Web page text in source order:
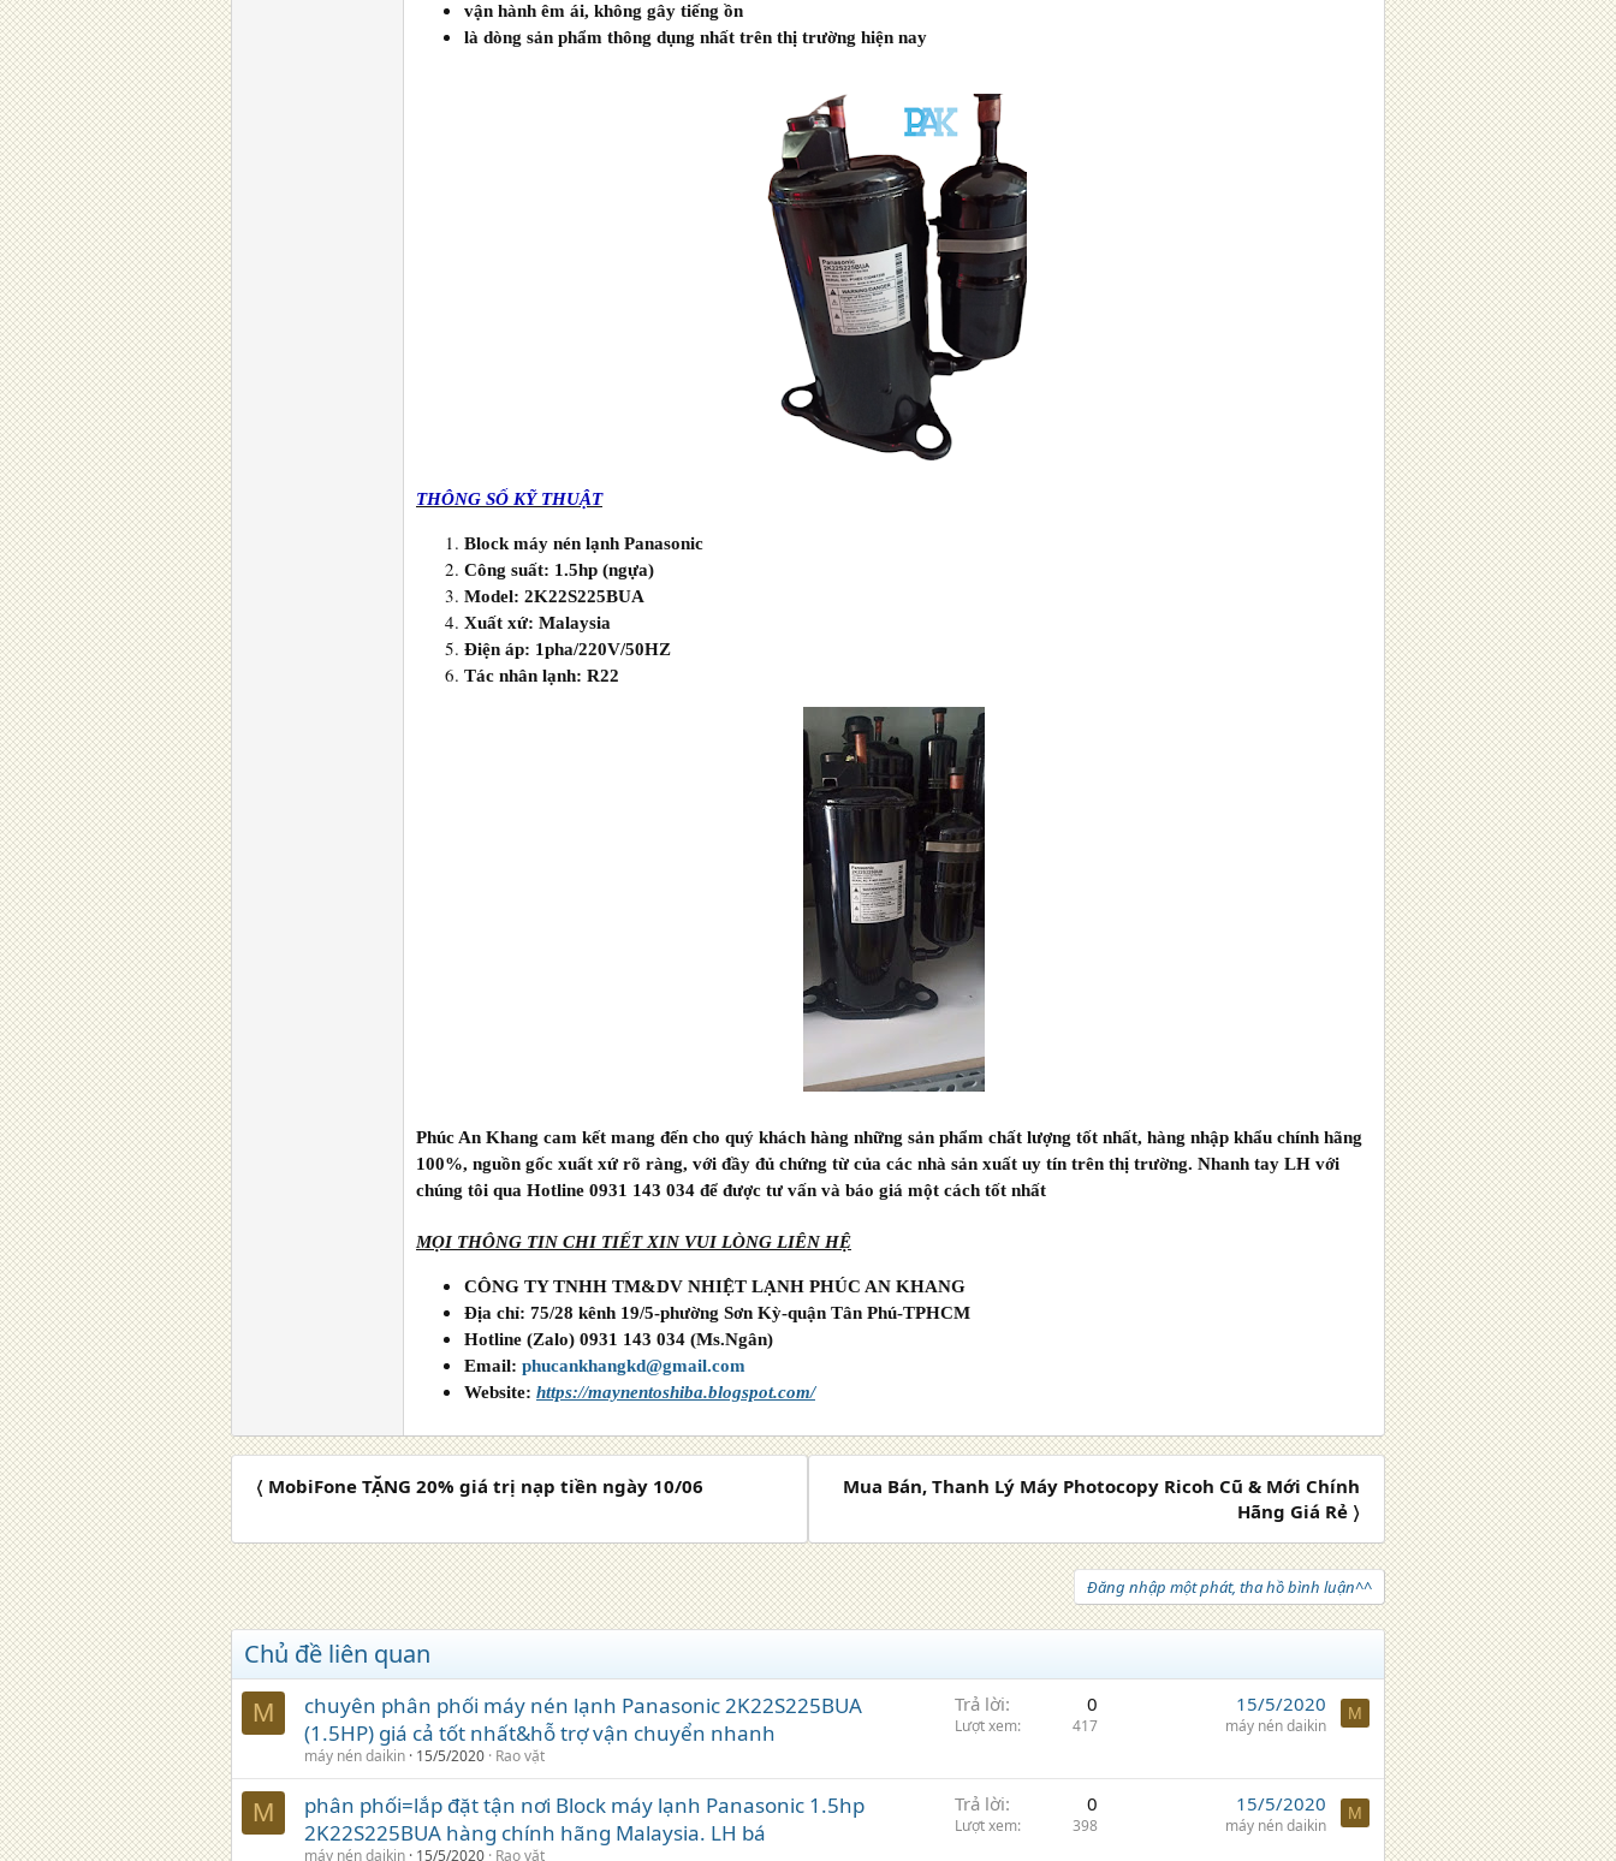
vận hành êm ái, không gây tiếng ồn
là dòng sản phẩm thông dụng nhất trên thị trường hiện nay
THÔNG SỐ KỸ THUẬT
Block máy nén lạnh Panasonic
Công suất: 1.5hp (ngựa)
Model: 2K22S225BUA
Xuất xứ: Malaysia
Điện áp: 1pha/220V/50HZ
Tác nhân lạnh: R22
Phúc An Khang cam kết mang đến cho quý khách hàng những sản phẩm chất lượng tốt nhất, hàng nhập khẩu chính hãng
100%, nguồn gốc xuất xứ rõ ràng, với đầy đủ chứng từ của các nhà sản xuất uy tín trên thị trường. Nhanh tay LH với
chúng tôi qua Hotline 0931 143 034 để được tư vấn và báo giá một cách tốt nhất
MỌI THÔNG TIN CHI TIẾT XIN VUI LÒNG LIÊN HỆ
CÔNG TY TNHH TM&DV NHIỆT LẠNH PHÚC AN KHANG
Địa chỉ: 75/28 kênh 19/5-phường Sơn Kỳ-quận Tân Phú-TPHCM
Hotline (Zalo) 0931 143 034 (Ms.Ngân)
Email: phucankhangkd@gmail.com
Website: https://maynentoshiba.blogspot.com/
〈 MobiFone TẶNG 20% giá trị nạp tiền ngày 10/06
Mua Bán, Thanh Lý Máy Photocopy Ricoh Cũ & Mới Chính
Hãng Giá Rẻ 〉
Đăng nhập một phát, tha hồ bình luận^^
Chủ đề liên quan
M
chuyên phân phối máy nén lạnh Panasonic 2K22S225BUA
(1.5HP) giá cả tốt nhất&hỗ trợ vận chuyển nhanh
máy nén daikin 15/5/2020 Rao vặt
Trả lời 0
Lượt xem 417
15/5/2020
máy nén daikin
M
M
phân phối=lắp đặt tận nơi Block máy lạnh Panasonic 1.5hp
2K22S225BUA hàng chính hãng Malaysia. LH bá
máy nén daikin 15/5/2020 Rao vặt
Trả lời 0
Lượt xem 398
15/5/2020
máy nén daikin
M